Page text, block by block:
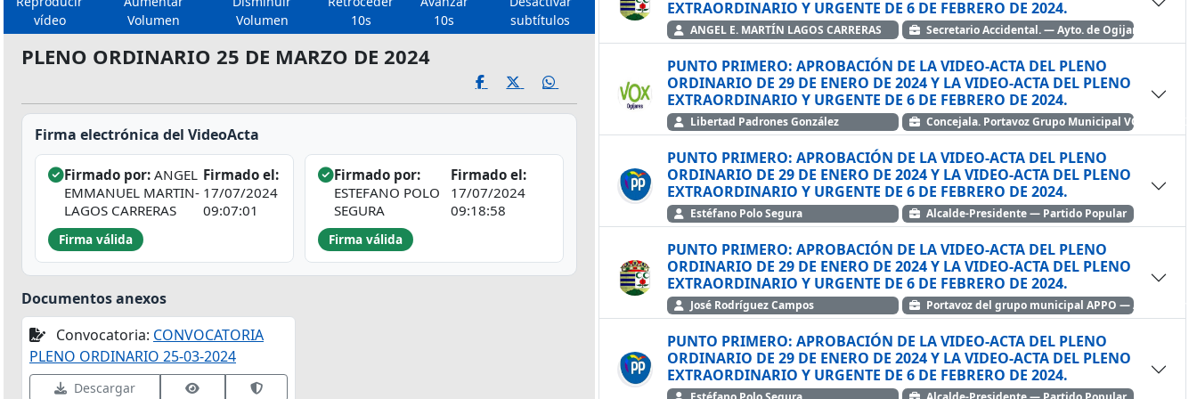
vídeo
Volumen
Volumen
10s
10s
subtítulos
PLENO ORDINARIO 25 DE MARZO DE 2024
Firma electrónica del VideoActa
Firmado por: ANGEL
EMMANUEL MARTIN-
LAGOS CARRERAS
Firmado el:
17/07/2024
09:07:01
Firma válida
Firmado por:
ESTEFANO POLO
SEGURA
Firmado el:
17/07/2024
09:18:58
Firma válida
Documentos anexos
Convocatoria: CONVOCATORIA
PLENO ORDINARIO 25-03-2024
Descargar Ver datos de firmaValidar firma en VALIDe
EXTRAORDINARIO Y URGENTE DE 6 DE FEBRERO DE 2024.
ANGEL E. MARTÍN LAGOS CARRERAS Secretario Accidental. — Ayto. de Ogijares
PUNTO PRIMERO: APROBACIÓN DE LA VIDEO-ACTA DEL PLENO
ORDINARIO DE 29 DE ENERO DE 2024 Y LA VIDEO-ACTA DEL PLENO
EXTRAORDINARIO Y URGENTE DE 6 DE FEBRERO DE 2024.
Libertad Padrones González Concejala. Portavoz Grupo Municipal VOX — VOX
PUNTO PRIMERO: APROBACIÓN DE LA VIDEO-ACTA DEL PLENO
ORDINARIO DE 29 DE ENERO DE 2024 Y LA VIDEO-ACTA DEL PLENO
EXTRAORDINARIO Y URGENTE DE 6 DE FEBRERO DE 2024.
Estéfano Polo Segura Alcalde-Presidente — Partido Popular
PUNTO PRIMERO: APROBACIÓN DE LA VIDEO-ACTA DEL PLENO
ORDINARIO DE 29 DE ENERO DE 2024 Y LA VIDEO-ACTA DEL PLENO
EXTRAORDINARIO Y URGENTE DE 6 DE FEBRERO DE 2024.
José Rodríguez Campos Portavoz del grupo municipal APPO — Alternativa
PUNTO PRIMERO: APROBACIÓN DE LA VIDEO-ACTA DEL PLENO
ORDINARIO DE 29 DE ENERO DE 2024 Y LA VIDEO-ACTA DEL PLENO
EXTRAORDINARIO Y URGENTE DE 6 DE FEBRERO DE 2024.